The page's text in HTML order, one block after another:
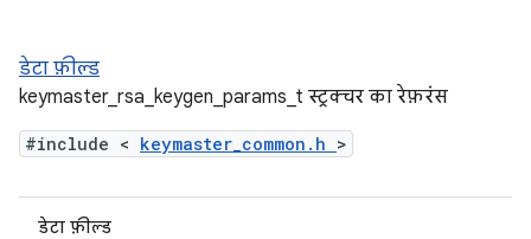
डेटा फ़ील्ड
keymaster_rsa_keygen_params_t स्ट्रक्चर का रेफ़रंस
#include < keymaster_common.h >
डेटा फ़ील्ड